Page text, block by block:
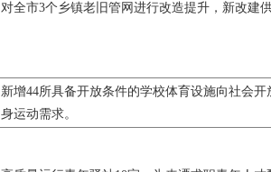
对全市3个乡镇老旧管网进行改造提升，新改建
新增44所具备开放条件的学校体育设施向社会
身运动需求。